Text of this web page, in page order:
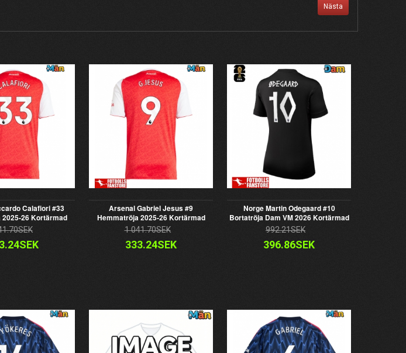
Nästa
Calafiori #33
26 Kortärmad
Arsenal Gabriel Jesus #9
Hemmatröja 2025-26 Kortärmad
1 041.70SEK
333.24SEK
Norge Martin Odegaard #10
Bortatröja Dam VM 2026 Kortärmad
992.21SEK
396.86SEK